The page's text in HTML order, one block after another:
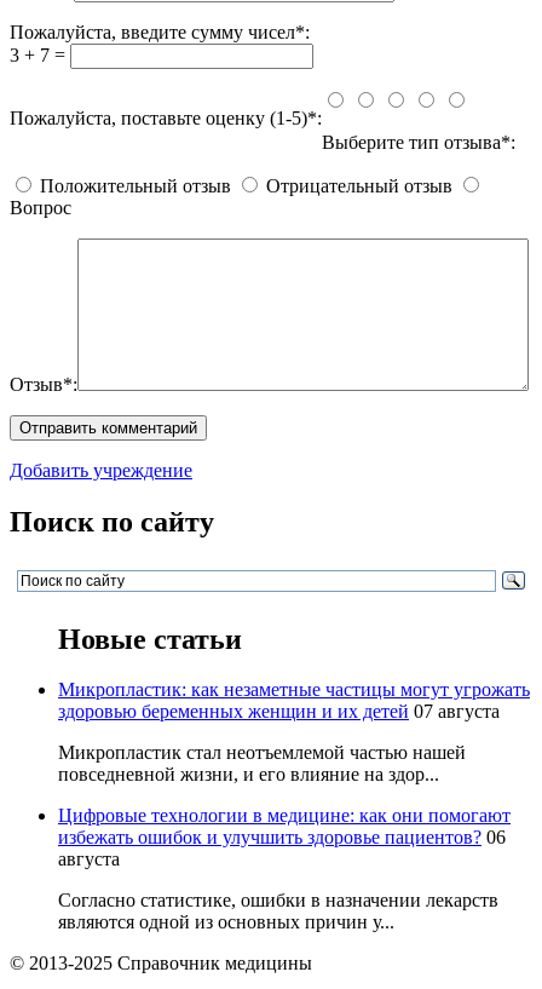
Пожалуйста, введите сумму чисел*:
3 + 7 =
Пожалуйста, поставьте оценку (1-5)*:
Выберите тип отзыва*:
Положительный отзыв
Отрицательный отзыв
Вопрос
Отзыв*:
Добавить учреждение
Поиск по сайту
Новые статьи
Микропластик: как незаметные частицы могут угрожать
здоровью беременных женщин и их детей 07 августа
Микропластик стал неотъемлемой частью нашей
повседневной жизни, и его влияние на здор...
Цифровые технологии в медицине: как они помогают
избежать ошибок и улучшить здоровье пациентов? 06
августа
Согласно статистике, ошибки в назначении лекарств
являются одной из основных причин у...
© 2013-2025 Справочник медицины